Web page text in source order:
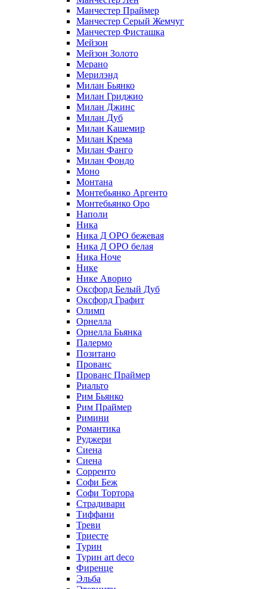
Манчестер Праймер
Манчестер Серый Жемчуг
Манчестер Фисташка
Мейзон
Мейзон Золото
Мерано
Мерилэнд
Милан Бьянко
Милан Гриджио
Милан Джинс
Милан Дуб
Милан Кашемир
Милан Крема
Милан Фанго
Милан Фондо
Моно
Монтана
Монтебьянко Аргенто
Монтебьянко Оро
Наполи
Ника
Ника Д ОРО бежевая
Ника Д ОРО белая
Ника Ноче
Нике
Нике Аворио
Оксфорд Белый Дуб
Оксфорд Графит
Олимп
Орнелла
Орнелла Бьянка
Палермо
Позитано
Прованс
Прованс Праймер
Риальто
Рим Бьянко
Рим Праймер
Римини
Романтика
Руджери
Сиена
Сиена
Сорренто
Софи Беж
Софи Тортора
Страдивари
Тиффани
Треви
Триесте
Турин
Турин art deco
Фиренце
Эльба